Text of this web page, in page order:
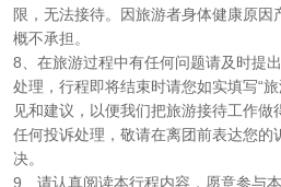
限，无法接待。因旅游者身体健康原因
概不承担。
8、在旅游过程中有任何问题请及时提
处理，行程即将结束时请您如实填写“
见和建议，以便我们把旅游接待工作
任何投诉处理，敬请在离团前表达您的
决。
9、请认真阅读本行程内容，愿意参与